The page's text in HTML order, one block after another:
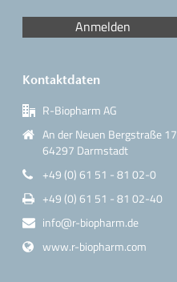
Kontaktdaten
R-Biopharm AG
An der Neuen Bergstraße 17
64297 Darmstadt
+49 (0) 61 51 - 81 02-0
+49 (0) 61 51 - 81 02-40
info@r-biopharm.de
www.r-biopharm.com